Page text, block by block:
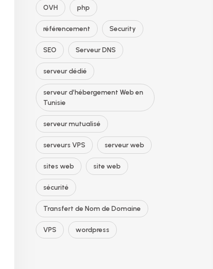
OVH php
référencement Security
SEO Serveur DNS
serveur dédié
serveur d’hébergement Web en
Tunisie
serveur mutualisé
serveurs VPS serveur web
sites web site web
sécurité
Transfert de Nom de Domaine
VPS wordpress